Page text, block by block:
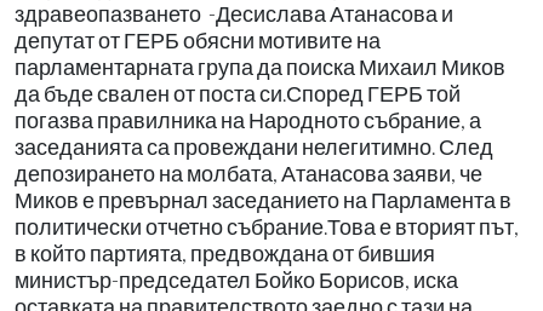
здравеопазването -Десислава Атанасова и
депутат от ГЕРБ обясни мотивите на
парламентарната група да поиска Михаил Миков
да бъде свален от поста си.Според ГЕРБ той
погазва правилника на Народното събрание, а
заседанията са провеждани нелегитимно. След
депозирането на молбата, Атанасова заяви, че
Миков е превърнал заседанието на Парламента в
политически отчетно събрание.Това е вторият път,
в който партията, предвождана от бившия
министър-председател Бойко Борисов, иска